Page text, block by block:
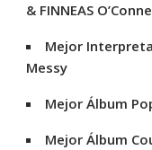
& FINNEAS
Mejor
Messy
Mejor Álbum
Mejor Álbum